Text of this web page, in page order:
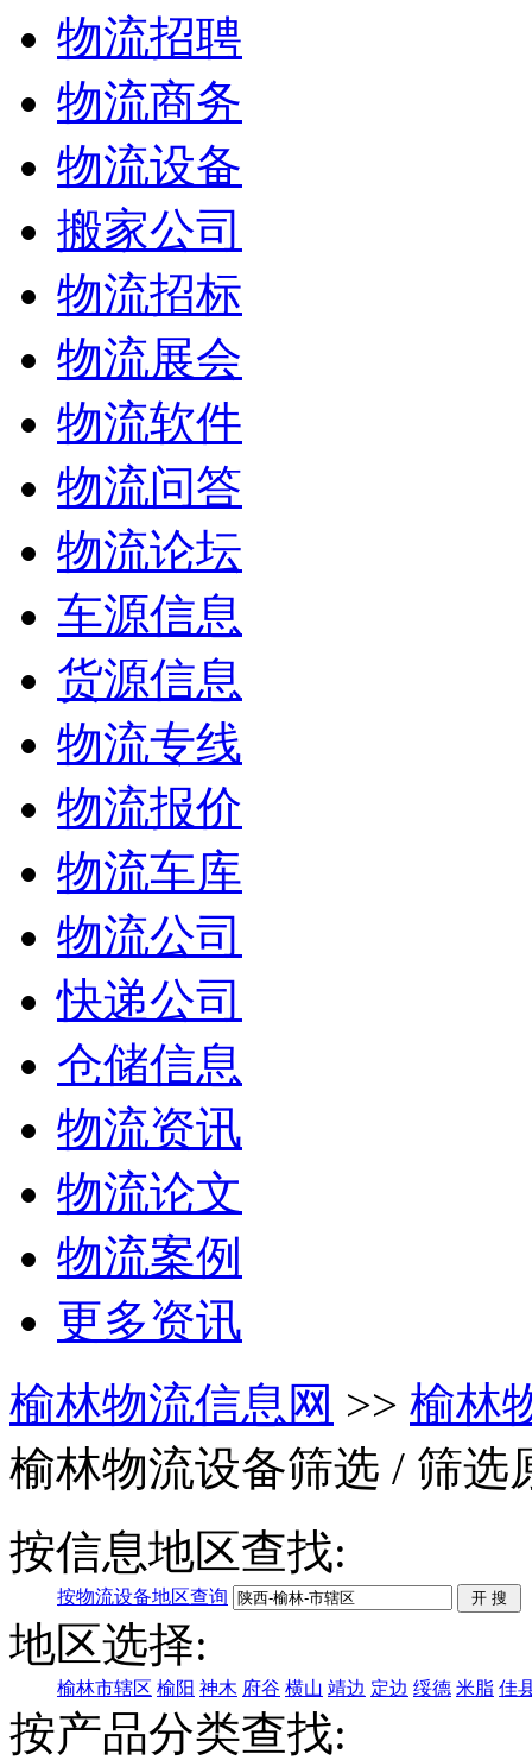
物流招聘
物流商务
物流设备
搬家公司
物流招标
物流展会
物流软件
物流问答
物流论坛
车源信息
货源信息
物流专线
物流报价
物流车库
物流公司
快递公司
仓储信息
物流资讯
物流论文
物流案例
更多资讯
榆林物流信息网 >> 榆林
榆林物流设备筛选 / 筛选
按信息地区查找:
按物流设备地区查询
地区选择:
榆林市辖区 榆阳 神木 府谷 横山 靖边 定边 绥德 米脂 佳
按产品分类查找: